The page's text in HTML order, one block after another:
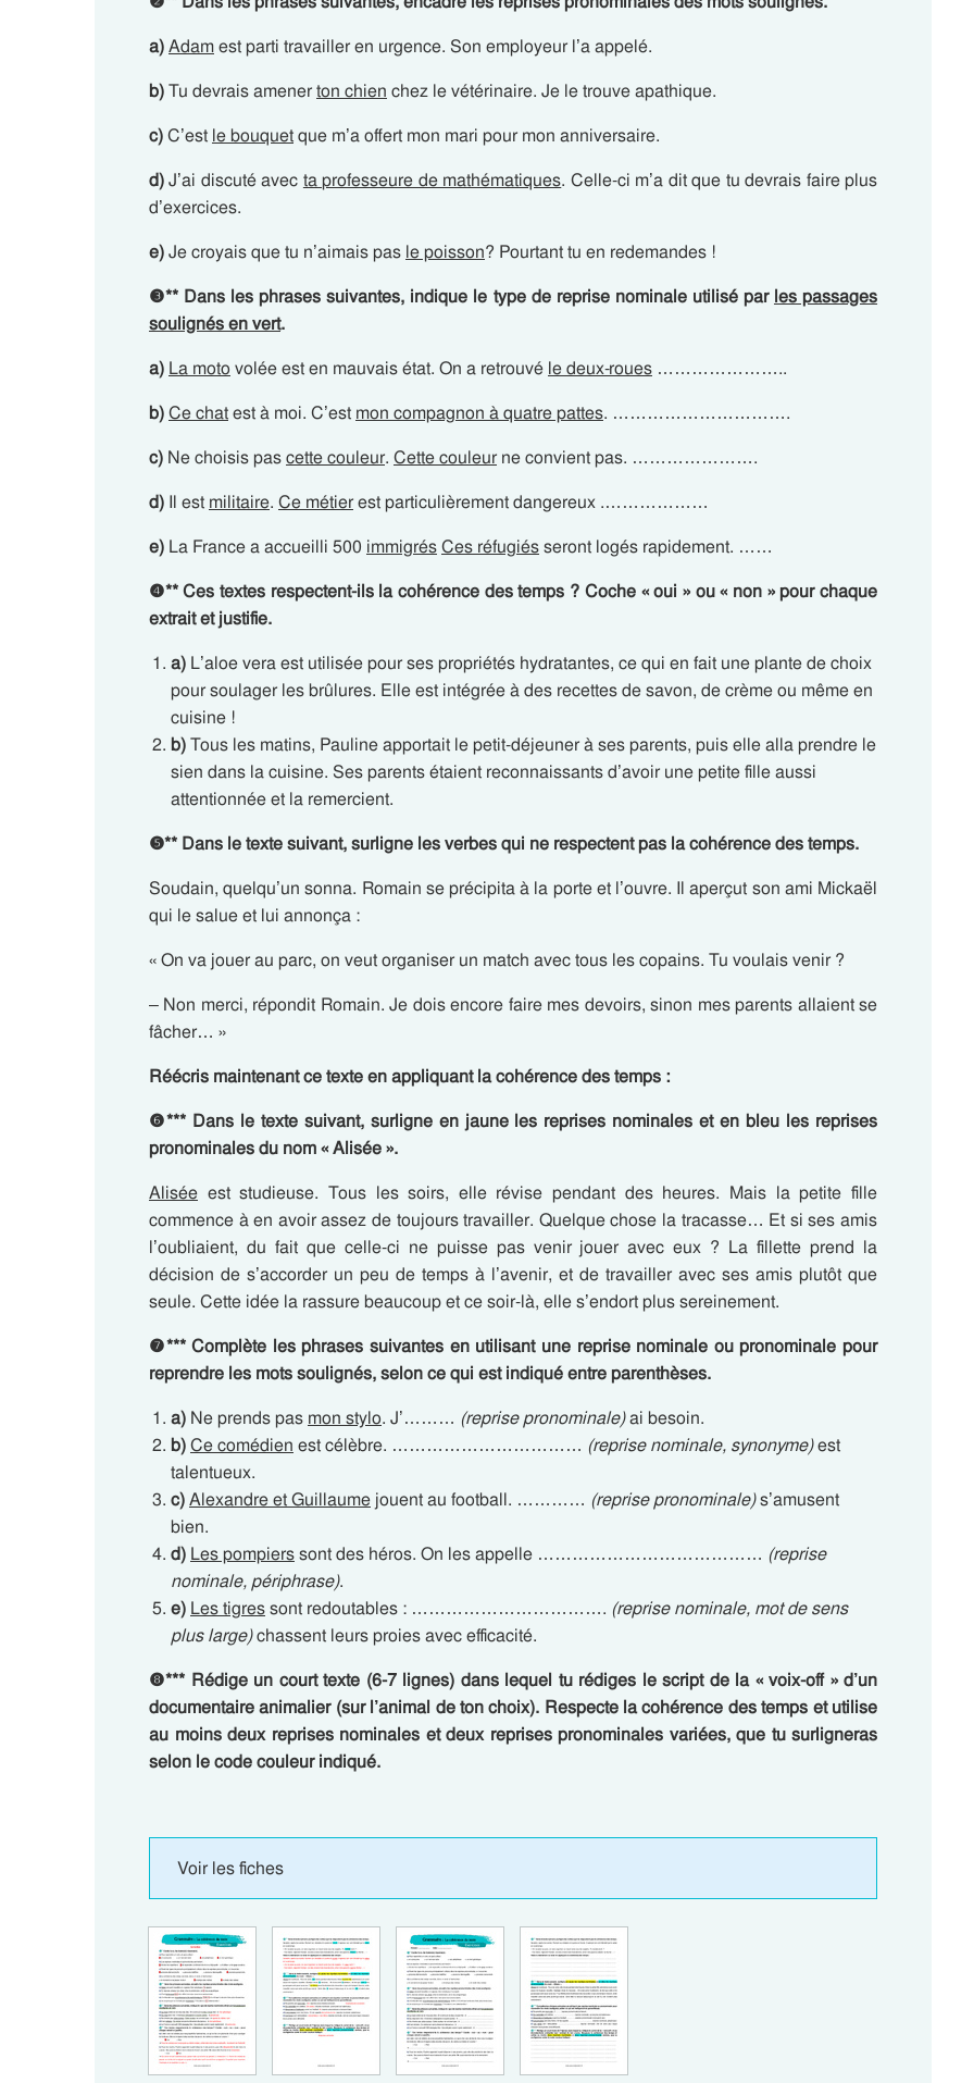
a)Adamest parti travailler en urgence. Son employeur l’a appelé.
b)Tu devrais amenerton chien chez le vétérinaire. Je le trouve apathique.
c)C’est le bouquetque m’a offert mon mari pour mon anniversaire.
d)J’ai discuté avec ta professeure de mathématiques. Celle-ci m’a dit que tu devrais faire plus
d’exercices.
e)Je croyais que tu n’aimais pas le poisson? Pourtant tu en redemandes !
❸** Dans les phrases suivantes, indique le type de reprise nominale utilisé par les passages
soulignés en vert.
a) La moto volée est en mauvais état. On a retrouvé le deux-roues …………………..
b)Ce chatest à moi. C’est mon compagnon à quatre pattes. ………………………….
c) Ne choisis pascette couleur. Cette couleur ne convient pas. ………………….
d) Il est militaire. Ce métierest particulièrement dangereux .………………
e) La France a accueilli 500 immigrésCes réfugiésseront logés rapidement. ……
❹**Ces textes respectent-ils la cohérence des temps ? Coche « oui » ou « non » pour chaque
extrait et justifie.
a) L’aloe vera est utilisée pour ses propriétés hydratantes, ce qui en fait une plante de choix
pour soulager les brûlures. Elle est intégrée à des recettes de savon, de crème ou même en
cuisine !
b)Tous les matins, Pauline apportait le petit-déjeuner à ses parents, puis elle alla prendre le
sien dans la cuisine. Ses parents étaient reconnaissants d’avoir une petite fille aussi
attentionnée et la remercient.
❺** Dans le texte suivant, surligne les verbes qui ne respectent pas la cohérence des temps.
Soudain, quelqu’un sonna. Romain se précipita à la porte et l’ouvre. Il aperçut son ami Mickaël
qui le salue et lui annonça :
« On va jouer au parc, on veut organiser un match avec tous les copains. Tu voulais venir ?
– Non merci, répondit Romain. Je dois encore faire mes devoirs, sinon mes parents allaient se
fâcher… »
Réécris maintenant ce texte en appliquant la cohérence des temps :
❻***Dans le texte suivant, surligne en jaune les reprises nominales et en bleu les reprises
pronominales du nom « Alisée ».
Alisée est studieuse. Tous les soirs, elle révise pendant des heures. Mais la petite fille
commence à en avoir assez de toujours travailler. Quelque chose la tracasse… Et si ses amis
l’oubliaient, du fait que celle-ci ne puisse pas venir jouer avec eux ? La fillette prend la
décision de s’accorder un peu de temps à l’avenir, et de travailler avec ses amis plutôt que
seule. Cette idée la rassure beaucoup et ce soir-là, elle s’endort plus sereinement.
❼***Complète les phrases suivantes en utilisant une reprise nominale ou pronominale pour
reprendre les mots soulignés, selon ce qui est indiqué entre parenthèses.
a) Ne prends pas mon stylo. J’……… (reprise pronominale)ai besoin.
b)Ce comédien est célèbre. …………………………… (reprise nominale, synonyme)est
talentueux.
c)Alexandre et Guillaume jouent au football. ………… (reprise pronominale)s’amusent
bien.
d) Les pompierssont des héros. On les appelle ………………………………… (reprise
nominale, périphrase).
e) Les tigressont redoutables : ……………………………. (reprise nominale, mot de sens
plus large)chassent leurs proies avec efficacité.
❽*** Rédige un court texte (6-7 lignes) dans lequel tu rédiges le script de la « voix-off » d’un
documentaire animalier (sur l’animal de ton choix). Respecte la cohérence des temps et utilise
au moins deux reprises nominales et deux reprises pronominales variées, que tu surligneras
selon le code couleur indiqué.
Voir les fiches